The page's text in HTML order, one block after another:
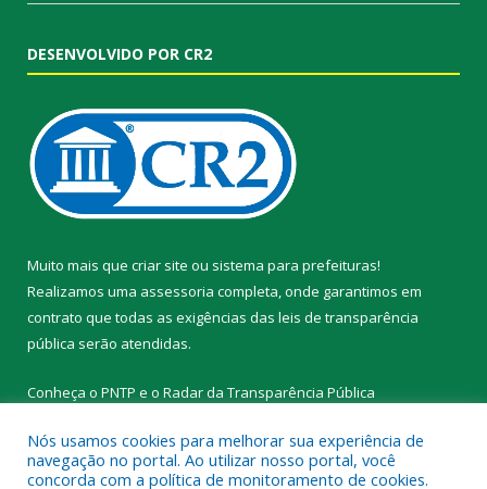
DESENVOLVIDO POR CR2
Muito mais que criar site ou sistema para prefeituras!
Realizamos uma assessoria completa, onde garantimos em
contrato que todas as exigências das leis de transparência
pública serão atendidas.
Conheça o PNTP e o Radar da Transparência Pública
Nós usamos cookies para melhorar sua experiência de
navegação no portal. Ao utilizar nosso portal, você
concorda com a política de monitoramento de cookies.